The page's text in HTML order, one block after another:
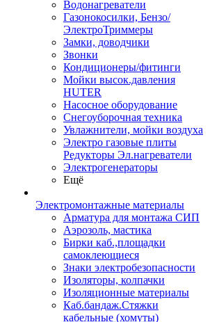
Водонагреватели
Газонокосилки, Бензо/
ЭлектроТриммеры
Замки, доводчики
Звонки
Кондиционеры/фитинги
Мойки высок.давления
HUTER
Насосное оборудование
Снегоуборочная техника
Увлажнители, мойки воздуха
Электро газовые плиты
Редукторы Эл.нагреватели
Электрогенераторы
Ещё
Электромонтажные материалы
Арматура для монтажа СИП
Аэрозоль, мастика
Бирки каб.,площадки
самоклеющиеся
Знаки электробезопасности
Изоляторы, колпачки
Изоляционные материалы
Каб.бандаж.Стяжки
кабельные (хомуты)